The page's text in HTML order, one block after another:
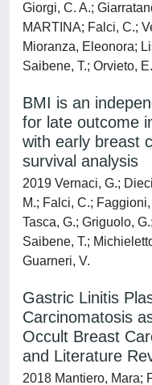
Giorgi, C. A.;
MARTINA; Falci, C.;
Mioranza, Eleonora;
Saibene, T.; Orvieto,
BMI is an
for late outcome
with early breast
survival analysis
2019 Vernaci, G.;
M.; Falci, C.;
Tasca, G.; Griguolo,
Saibene, T.;
Guarneri, V.
Gastric Linitis
Carcinomatosis
Occult Breast
and Literature
2018 Mantiero, Mara;